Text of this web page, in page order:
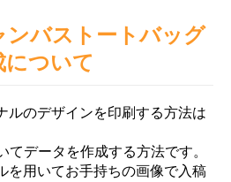
ンバストートバッグ
ついて
ルのデザインを印刷する方法は
てデータを作成する方法です。
を用いてお手持ちの画像で入稿